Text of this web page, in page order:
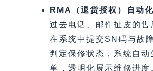
RMA（退货授权）自动化
过去电话、邮件扯皮的售
在系统中提交SN码与故
判定保修状态，系统自动
单，透明化展示维修进度